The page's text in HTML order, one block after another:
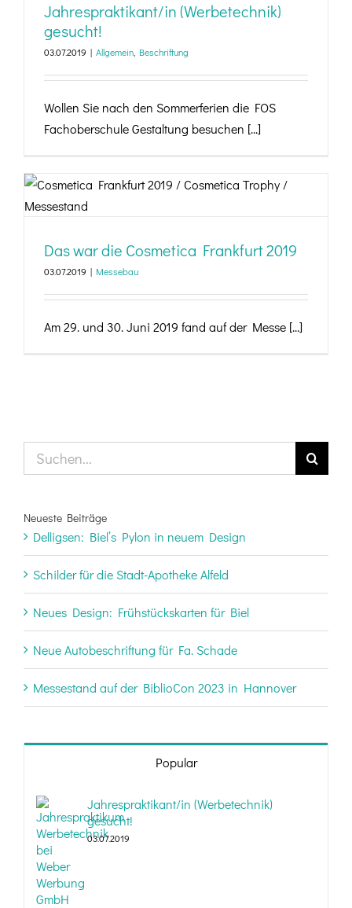
Jahrespraktikant/in (Werbetechnik)
gesucht!
03.07.2019 | Allgemein, Beschriftung
Wollen Sie nach den Sommerferien die FOS
Fachoberschule Gestaltung besuchen [...]
Das war die Cosmetica Frankfurt 2019
Das war die Cosmetica Frankfurt 2019
03.07.2019 | Messebau
Am 29. und 30. Juni 2019 fand auf der Messe [...]
Suche
nach:
Neueste Beiträge
Delligsen: Biel’s Pylon in neuem Design
Schilder für die Stadt-Apotheke Alfeld
Neues Design: Frühstückskarten für Biel
Neue Autobeschriftung für Fa. Schade
Messestand auf der BiblioCon 2023 in Hannover
Popular
Jahrespraktikant/in (Werbetechnik)
gesucht!
03.07.2019